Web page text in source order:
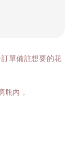
訂單備註想要的花
瓶內，